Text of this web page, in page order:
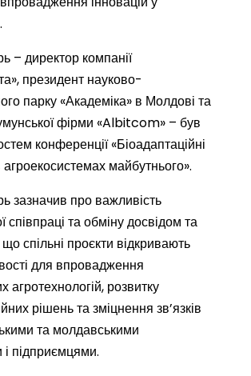
– директор компанії
президент науково-
парку «Академіка» в Молдові та
фірми «Albitcom» – був
конференції «Біоадаптаційні
агроекосистемах майбутнього».
зазначив про важливість
співпраці та обміну досвідом та
спільні проєкти відкривають
для впровадження
агротехнологій, розвитку
рішень та зміцнення зв’язків
та молдавськими
підприємцями.